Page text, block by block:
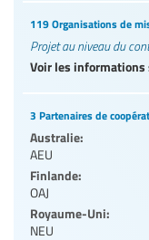
119 Organisations de
Projet au niveau du
Voir les
3 Partenaires de
Australie:
AEU
Finlande:
OAJ
Royaume-Uni:
NEU